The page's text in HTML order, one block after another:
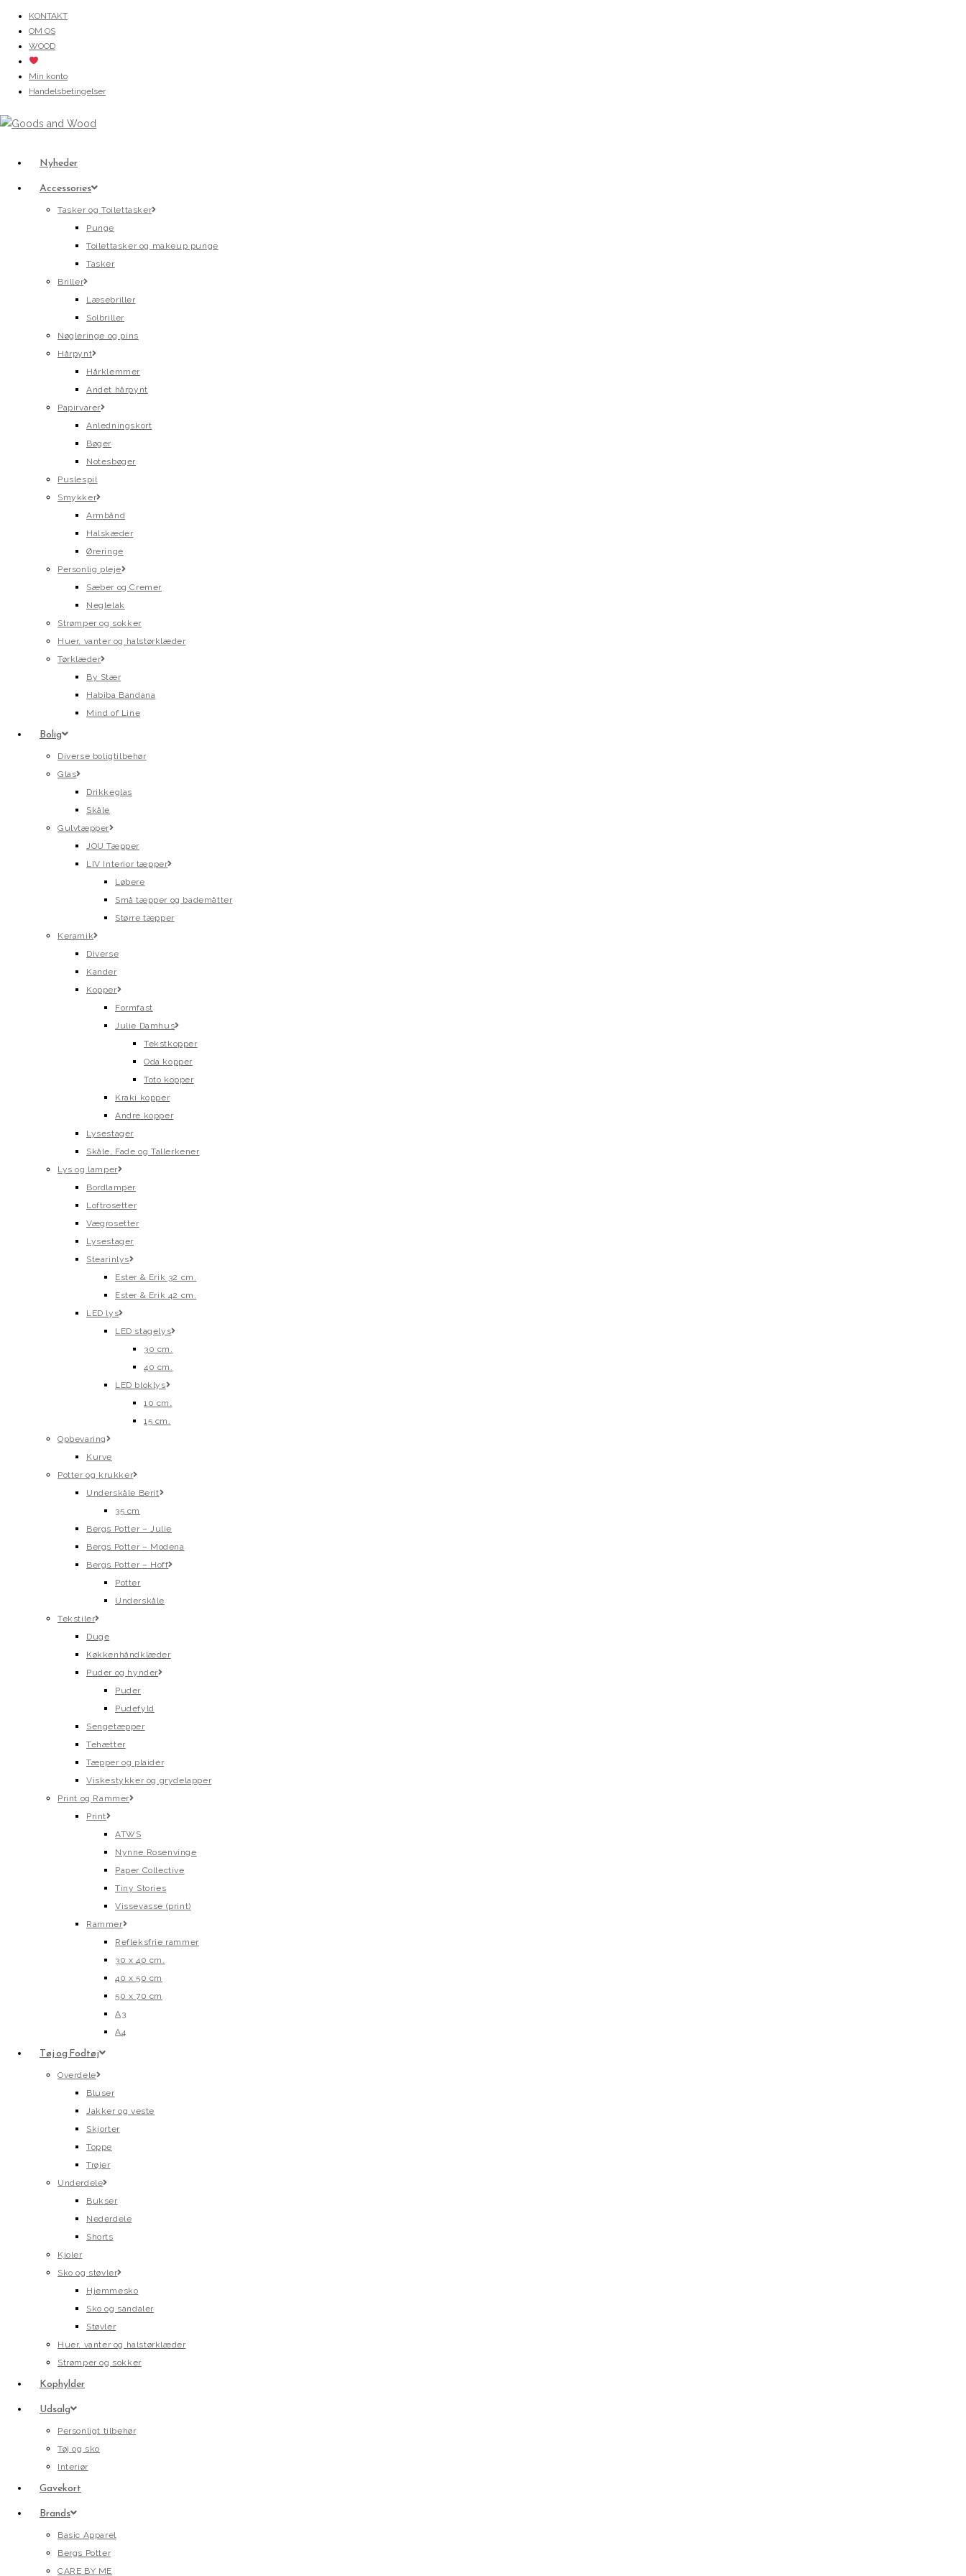
content
KONTAKT
OM OS
WOOD
Min konto
Handelsbetingelser
Nyheder
Accessories
Tasker og Toilettasker
Punge
Toilettasker og makeup punge
Tasker
Briller
Læsebriller
Solbriller
Nøgleringe og pins
Hårpynt
Hårklemmer
Andet hårpynt
Papirvarer
Anledningskort
Bøger
Notesbøger
Puslespil
Smykker
Armbånd
Halskæder
Øreringe
Personlig pleje
Sæber og Cremer
Neglelak
Strømper og sokker
Huer, vanter og halstørklæder
Tørklæder
By Stær
Habiba Bandana
Mind of Line
Bolig
Diverse boligtilbehør
Glas
Drikkeglas
Skåle
Gulvtæpper
JOU Tæpper
LIV Interior tæpper
Løbere
Små tæpper og bademåtter
Større tæpper
Keramik
Diverse
Kander
Kopper
Formfast
Julie Damhus
Tekstkopper
Oda kopper
Toto kopper
Kraki kopper
Andre kopper
Lysestager
Skåle, Fade og Tallerkener
Lys og lamper
Bordlamper
Loftrosetter
Vægrosetter
Lysestager
Stearinlys
Ester & Erik 32 cm.
Ester & Erik 42 cm.
LED lys
LED stagelys
30 cm.
40 cm.
LED bloklys
10 cm.
15 cm.
Opbevaring
Kurve
Potter og krukker
Underskåle Berit
35 cm
Bergs Potter – Julie
Bergs Potter – Modena
Bergs Potter – Hoff
Potter
Underskåle
Tekstiler
Duge
Køkkenhåndklæder
Puder og hynder
Puder
Pudefyld
Sengetæpper
Tehætter
Tæpper og plaider
Viskestykker og grydelapper
Print og Rammer
Print
ATWS
Nynne Rosenvinge
Paper Collective
Tiny Stories
Vissevasse (print)
Rammer
Refleksfrie rammer
30 x 40 cm.
40 x 50 cm
50 x 70 cm
A3
A4
Tøj og Fodtøj
Overdele
Bluser
Jakker og veste
Skjorter
Toppe
Trøjer
Underdele
Bukser
Nederdele
Shorts
Kjoler
Sko og støvler
Hjemmesko
Sko og sandaler
Støvler
Huer, vanter og halstørklæder
Strømper og sokker
Kophylder
Udsalg
Personligt tilbehør
Tøj og sko
Interiør
Gavekort
Brands
Basic Apparel
Bergs Potter
CARE BY ME